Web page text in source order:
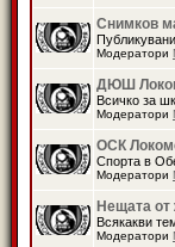
Снимков
Модератори
ДЮШ
Всичко за
Модератори
ОСК
Спорта в
Модератори
Нещата от
Всякакви
Модератори